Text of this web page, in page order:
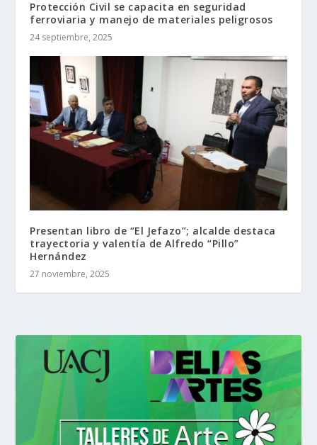
Protección Civil se capacita en seguridad
ferroviaria y manejo de materiales peligrosos
24 septiembre, 2025
Presentan libro de “El Jefazo”; alcalde destaca
trayectoria y valentía de Alfredo “Pillo”
Hernández
27 noviembre, 2025